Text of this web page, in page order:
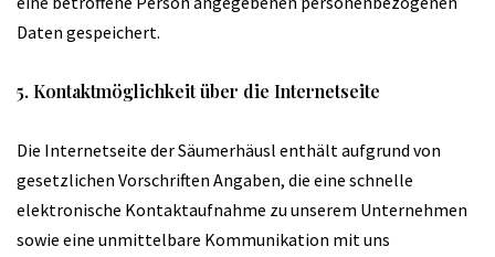
Daten gespeichert.
5. Kontaktmöglichkeit über die Internetseite
Die Internetseite der Säumerhäusl enthält aufgrund von
gesetzlichen Vorschriften Angaben, die eine schnelle
elektronische Kontaktaufnahme zu unserem Unternehmen
sowie eine unmittelbare Kommunikation mit uns